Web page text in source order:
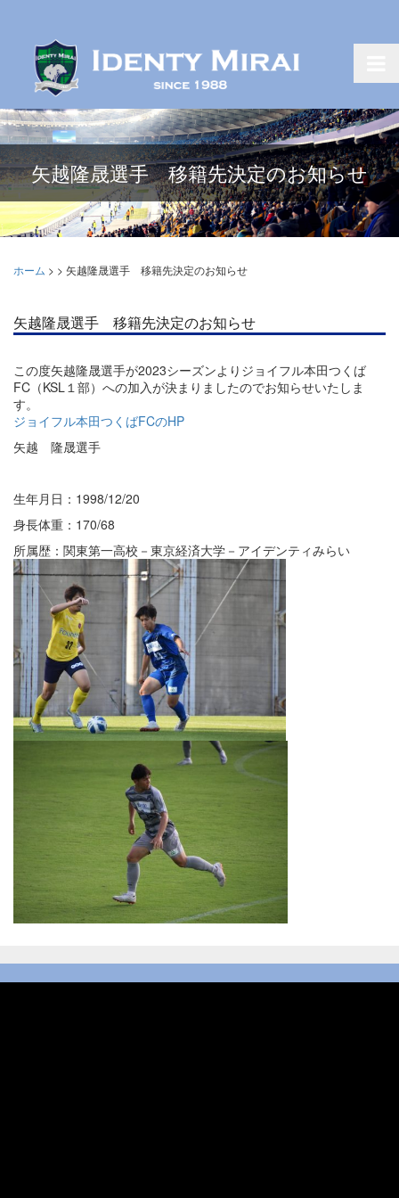
矢越隆晟選手 移籍先決定のお知らせ
ホーム > > 矢越隆晟選手 移籍先決定のお知らせ
矢越隆晟選手 移籍先決定のお知らせ
この度矢越隆晟選手が2023シーズンよりジョイフル本田つくば
FC（KSL１部）への加入が決まりましたのでお知らせいたしま
す。
ジョイフル本田つくばFCのHP
矢越 隆晟選手
生年月日：1998/12/20
身長体重：170/68
所属歴：関東第一高校－東京経済大学－アイデンティみらい